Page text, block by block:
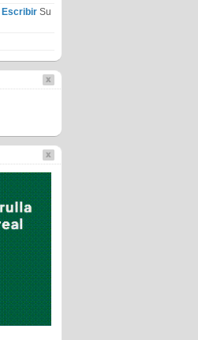
Escribir Su